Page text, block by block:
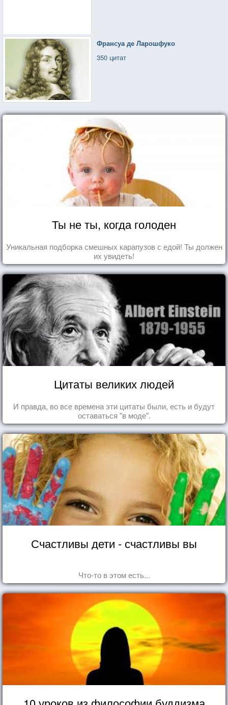
Франсуа де Ларошфуко
350 цитат
Ты не ты, когда голоден
Уникальная подборка смешных карапузов с едой! Ты должен
их увидеть!
Цитаты великих людей
И правда, во все времена эти цитаты были, есть и будут
оставаться "в моде".
Счастливы дети - счастливы вы
Что-то в этом есть...